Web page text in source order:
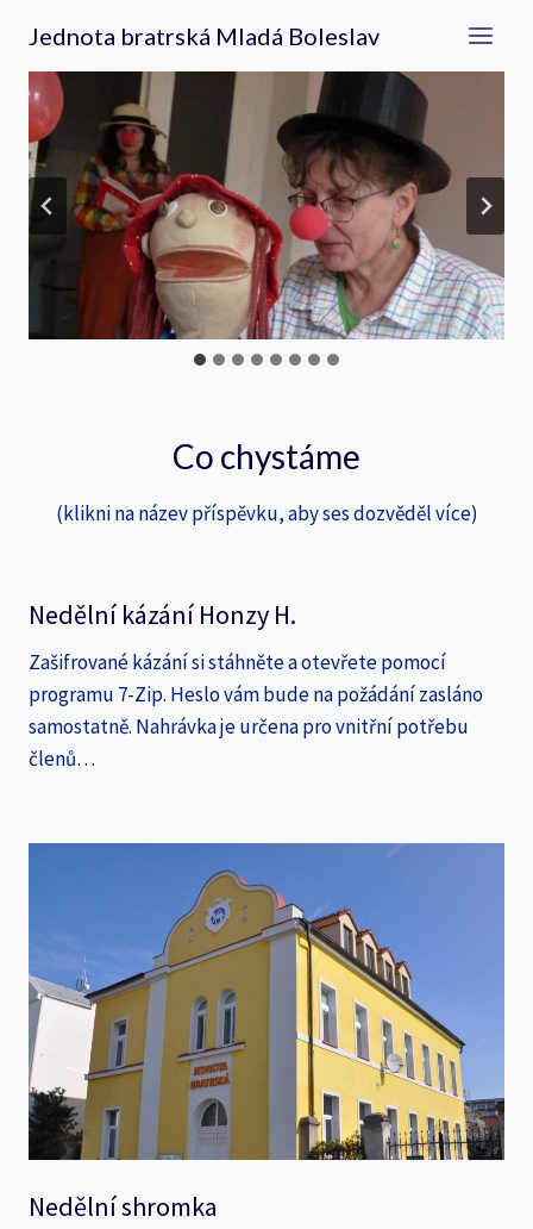
obsah
Jednota bratrská Mladá Boleslav
Co chystáme
(klikni na název příspěvku, aby ses dozvěděl více)
Nedělní kázání Honzy H.
Zašifrované kázání si stáhněte a otevřete pomocí
programu 7-Zip. Heslo vám bude na požádání zasláno
samostatně. Nahrávka je určena pro vnitřní potřebu
členů…
Nedělní shromka